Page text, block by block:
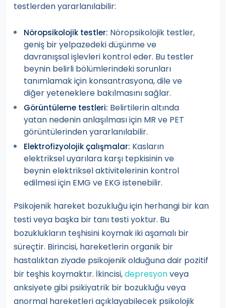
testlerden yararlanılabilir:
Nöropsikolojik testler: Nöropsikolojik testler,
geniş bir yelpazedeki düşünme ve
davranışsal işlevleri kontrol eder. Bu testler
beynin belirli bölümlerindeki sorunları
tanımlamak için konsantrasyona, dile ve
diğer yeteneklere bakılmasını sağlar.
Görüntüleme testleri: Belirtilerin altında
yatan nedenin anlaşılması için MR ve PET
görüntülerinden yararlanılabilir.
Elektrofizyolojik çalışmalar: Kasların
elektriksel uyarılara karşı tepkisinin ve
beynin elektriksel aktivitelerinin kontrol
edilmesi için EMG ve EKG istenebilir.
Psikojenik hareket bozukluğu için herhangi bir kan
testi veya başka bir tanı testi yoktur. Bu
bozuklukların teşhisini koymak iki aşamalı bir
süreçtir. Birincisi, hareketlerin organik bir
hastalıktan ziyade psikojenik olduğuna dair pozitif
bir teşhis koymaktır. İkincisi,depresyonveya
anksiyete gibi psikiyatrik bir bozukluğu veya
anormal hareketleri açıklayabilecek psikolojik